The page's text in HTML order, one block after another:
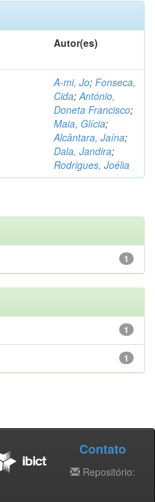
Autor(es)
A-mi, Jo; Fonseca,
Cida;António,
Doneta Francisco;
Maia, Glícia;
Alcântara, Jaína;
Dala, Jandira;
Rodrigues, Joélia
1
1
1
Contato
Repositório: